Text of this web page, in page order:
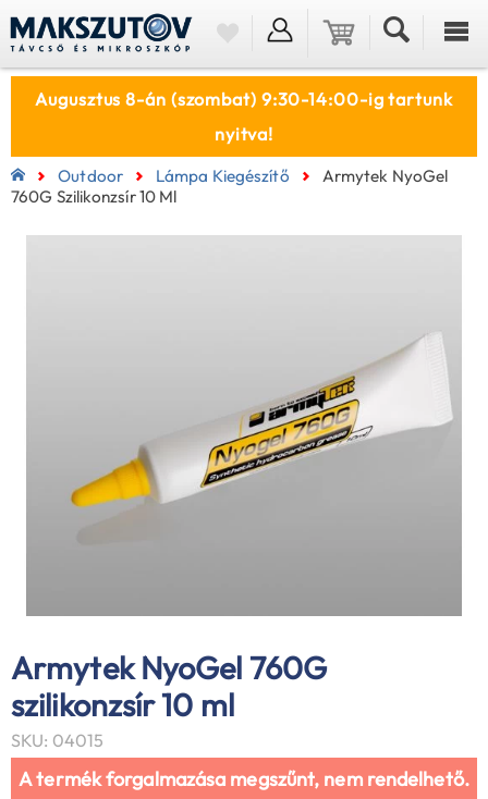
Augusztus 8-án (szombat) 9:30-14:00-ig tartunk
nyitva!
Outdoor Lámpa Kiegészítő
Armytek NyoGel
760G Szilikonzsír 10 Ml
Armytek NyoGel 760G
szilikonzsír 10 ml
SKU: 04015
A termék forgalmazása megszűnt, nem rendelhető.